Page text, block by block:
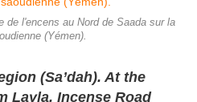
de l'encens au Nord de Saada sur la
(Yémen).
(Sa’dah). At the
Layla, Incense Road